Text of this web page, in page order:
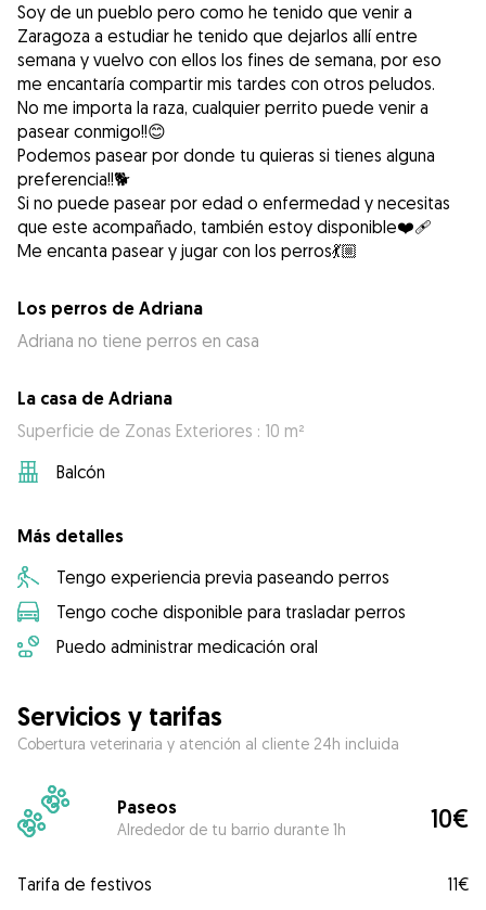
Soy de un pueblo pero como he tenido que venir a
Zaragoza a estudiar he tenido que dejarlos allí entre
semana y vuelvo con ellos los fines de semana, por eso
me encantaría compartir mis tardes con otros peludos.
No me importa la raza, cualquier perrito puede venir a
pasear conmigo!!😊
Podemos pasear por donde tu quieras si tienes alguna
preferencia!!🐕
Si no puede pasear por edad o enfermedad y necesitas
que este acompañado, también estoy disponible❤️‍🩹
Me encanta pasear y jugar con los perros💃🏼
Los perros de Adriana
Adriana no tiene perros en casa
La casa de Adriana
Superficie de Zonas Exteriores : 10 m²
Balcón
Más detalles
Tengo experiencia previa paseando perros
Tengo coche disponible para trasladar perros
Puedo administrar medicación oral
Servicios y tarifas
Cobertura veterinaria y atención al cliente 24h incluida
Paseos
Alrededor de tu barrio durante 1h 10€
Tarifa de festivos
11€